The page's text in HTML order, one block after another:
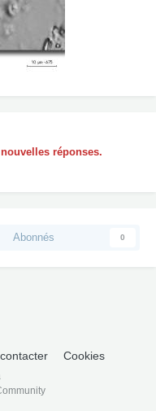
réponses.
Abonnés 0
Cookies